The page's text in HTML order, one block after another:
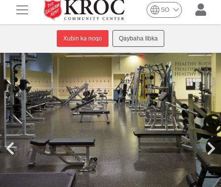
SO
Xubin ka noqo Qaybaha Iibka